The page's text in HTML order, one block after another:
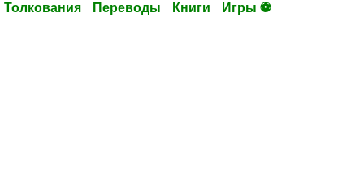
Толкования Переводы Книги Игры ⚽